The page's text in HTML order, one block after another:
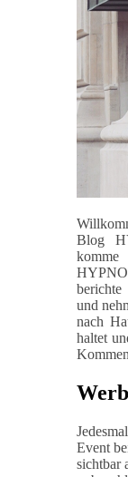
Blog
und
nach
haltet
Event
sichtbar